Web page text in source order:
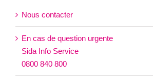
Nous contacter
En cas de question urgente
Sida Info Service
0800 840 800